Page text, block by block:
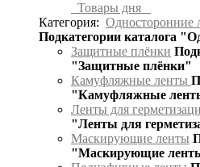
Товары дня
Категория: Односторонние
Подкатегории каталога
Защитные плёнки
"Защитные плёнки"
Камуфляжные ленты
"Камуфляжные
Ленты для
"Ленты для
Маскирующие ленты
"Маскирующие